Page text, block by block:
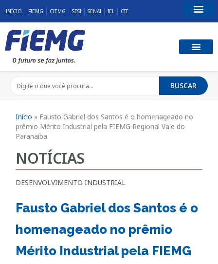
INÍCIO FIEMG CIEMG SESI SENAI IEL CIT
BUSCAR
Início » Fausto Gabriel dos Santos é o homenageado no
prêmio Mérito Industrial pela FIEMG Regional Vale do
Paranaíba
NOTÍCIAS
DESENVOLVIMENTO INDUSTRIAL
Fausto Gabriel dos Santos é o
homenageado no prêmio
Mérito Industrial pela FIEMG